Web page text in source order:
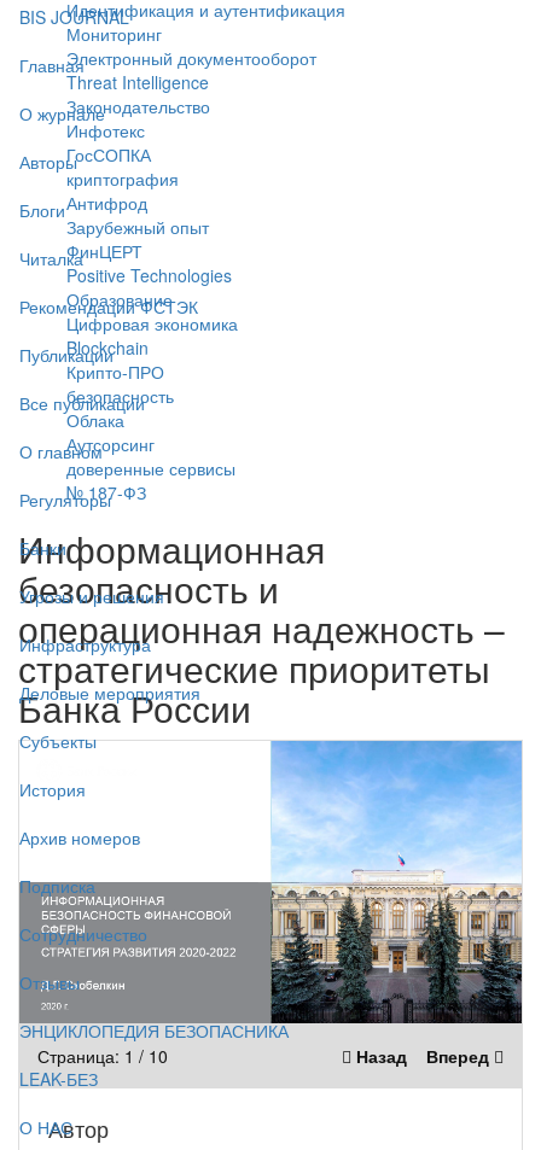
BIS JOURNAL
Главная
О журнале
Авторы
Блоги
Читалка
Рекомендации ФСТЭК
Публикации
Все публикации
О главном
Регуляторы
Банки
Угрозы и решения
Инфраструктура
Деловые мероприятия
Субъекты
История
Архив номеров
Подписка
Сотрудничество
Отзывы
ЭНЦИКЛОПЕДИЯ БЕЗОПАСНИКА
LEAK-БЕЗ
О НАС
Идентификация и аутентификация
Мониторинг
Электронный документооборот
Threat Intelligence
Законодательство
Инфотекс
ГосСОПКА
криптография
Антифрод
Зарубежный опыт
ФинЦЕРТ
Positive Technologies
Образование
Цифровая экономика
Blockchain
Крипто-ПРО
безопасность
Облака
Аутсорсинг
доверенные сервисы
№ 187-ФЗ
Информационная
безопасность и
операционная надежность –
стратегические приоритеты
Банка России
Страница: 1 / 10 Вперед
Назад
Автор